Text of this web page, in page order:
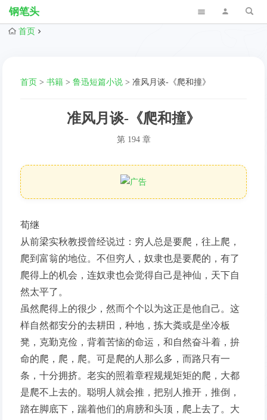
钢笔头
首页
首页 >书籍 >鲁迅短篇小说 >准风月谈-《爬和撞》
准风月谈-《爬和撞》
第 194 章
荀继
从前梁实秋教授曾经说过：穷人总是要爬，往上爬，
爬到富翁的地位。不但穷人，奴隶也是要爬的，有了
爬得上的机会，连奴隶也会觉得自己是神仙，天下自
然太平了。
虽然爬得上的很少，然而个个以为这正是他自己。这
样自然都安分的去耕田，种地，拣大粪或是坐冷板
凳，克勤克俭，背着苦恼的命运，和自然奋斗着，拚
命的爬，爬，爬。可是爬的人那么多，而路只有一
条，十分拥挤。老实的照着章程规规矩矩的爬，大都
是爬不上去的。聪明人就会推，把别人推开，推倒，
踏在脚底下，踹着他们的肩膀和头顶，爬上去了。大